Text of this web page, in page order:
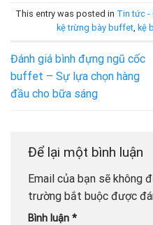
This entry was posted in Tin tức -
kệ trừng bày buffet, kệ
Đánh giá bình đựng ngũ cốc
buffet – Sự lựa chọn hàng
đầu cho bữa sáng
Để lại một bình luận
Email của bạn sẽ không
trường bắt buộc được
Bình luận *